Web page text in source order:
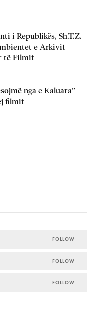
i Republikës, Sh.T.Z.
e Arkivit
të Filmit
nga e Kaluara” –
filmit
FOLLOW
FOLLOW
FOLLOW